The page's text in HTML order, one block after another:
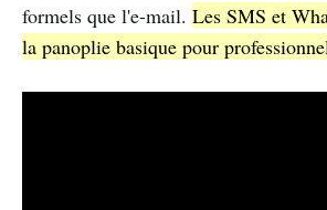
formels que l'e-mail. Les SMS et
la panoplie basique pour